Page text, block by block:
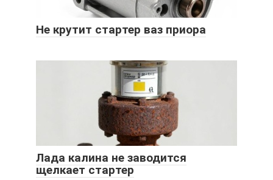
Не крутит стартер ваз приора
Лада калина не заводится
щелкает стартер